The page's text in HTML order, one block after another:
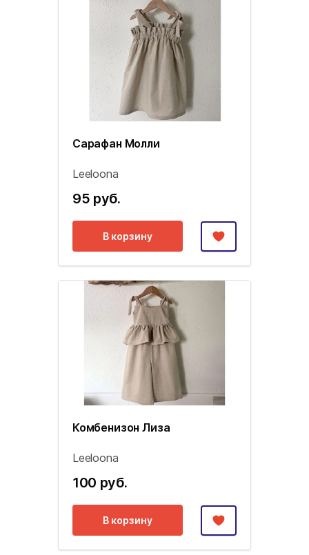
Сарафан Молли
Leeloona
95 руб.
В корзину
Комбенизон Лиза
Leeloona
100 руб.
В корзину